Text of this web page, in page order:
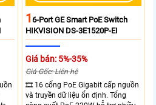
16-Port GE Smart PoE Switch
HIKVISION DS-3E1520P-EI
Giá bán: 5%-35%
Giá Gốc: Liên hệ
🎞 16 cổng PoE Gigabit cấp nguồn
và truyền dữ liệu ổn định. Tổng